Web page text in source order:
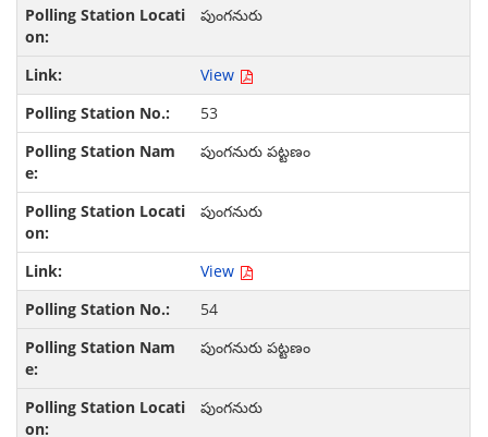
పుంగనురు
View
53
పుంగనురు పట్టణం
పుంగనురు
View
54
పుంగనురు పట్టణం
పుంగనురు